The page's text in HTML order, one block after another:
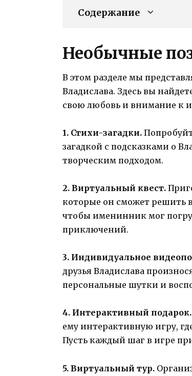
Содержание
Необычные
В этом разделе мы
Владислава. Здесь вы
свою любовь и внимание к
1. Стихи-загадки.
загадкой с подсказками о
творческим подходом.
2. Виртуальный квест.
которые он сможет решить
чтобы именинник мог
приключений.
3. Индивидуальное
друзья Владислава
персональные шутки и
4. Интерактивный подарок.
ему интерактивную игру,
Пусть каждый шаг в игре
5. Виртуальный тур.